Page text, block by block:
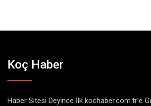
Koç Haber
Haber Sitesi Deyince İlk kochaber.com.tr'e